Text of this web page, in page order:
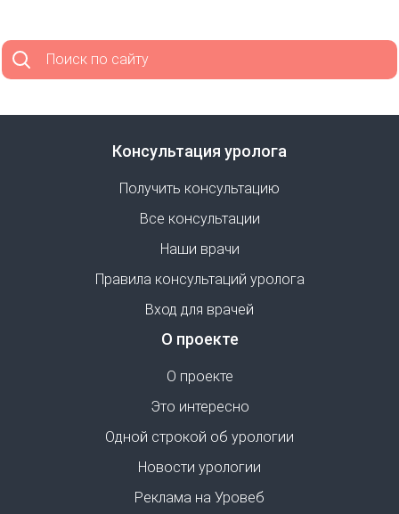
Поиск по сайту
Консультация уролога
Получить консультацию
Все консультации
Наши врачи
Правила консультаций уролога
Вход для врачей
О проекте
О проекте
Это интересно
Одной строкой об урологии
Новости урологии
Реклама на Уровеб